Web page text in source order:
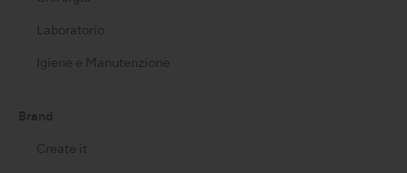
Laboratorio
Igiene e Manutenzione
Brand
Create it